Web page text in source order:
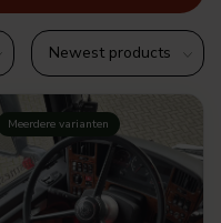
Meerdere varianten